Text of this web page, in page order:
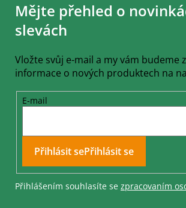
Mějte přehled o
slevách
Vložte svůj e-mail a my vám budeme
informace o nových produktech na
E-mail
Přihlásit se
Přihlášením souhlasíte se zpracovaním